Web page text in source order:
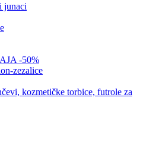
junaci
-50%
zezalice
kozmetičke torbice, futrole za